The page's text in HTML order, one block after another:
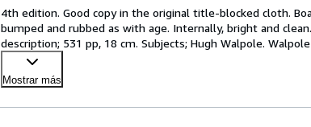
4th edition. Good copy in the original title-blocked cloth.
bumped and rubbed as with age. Internally, bright and
description; 531 pp, 18 cm. Subjects; Hugh Walpole.
Mostrar más